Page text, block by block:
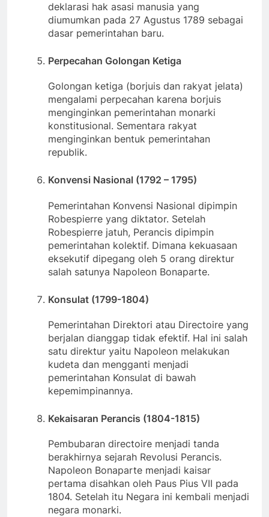
deklarasi hak asasi manusia yang
diumumkan pada 27 Agustus 1789 sebagai
dasar pemerintahan baru.
Perpecahan Golongan Ketiga
Golongan ketiga (borjuis dan rakyat jelata)
mengalami perpecahan karena borjuis
menginginkan pemerintahan monarki
konstitusional. Sementara rakyat
menginginkan bentuk pemerintahan
republik.
Konvensi Nasional (1792 – 1795)
Pemerintahan Konvensi Nasional dipimpin
Robespierre yang diktator. Setelah
Robespierre jatuh, Perancis dipimpin
pemerintahan kolektif. Dimana kekuasaan
eksekutif dipegang oleh 5 orang direktur
salah satunya Napoleon Bonaparte.
Konsulat (1799-1804)
Pemerintahan Direktori atau Directoire yang
berjalan dianggap tidak efektif. Hal ini salah
satu direktur yaitu Napoleon melakukan
kudeta dan mengganti menjadi
pemerintahan Konsulat di bawah
kepemimpinannya.
Kekaisaran Perancis (1804-1815)
Pembubaran directoire menjadi tanda
berakhirnya sejarah Revolusi Perancis.
Napoleon Bonaparte menjadi kaisar
pertama disahkan oleh Paus Pius VII pada
1804. Setelah itu Negara ini kembali menjadi
negara monarki.